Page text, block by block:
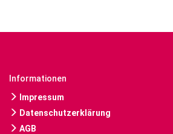
Informationen
Impressum
Datenschutzerklärung
AGB